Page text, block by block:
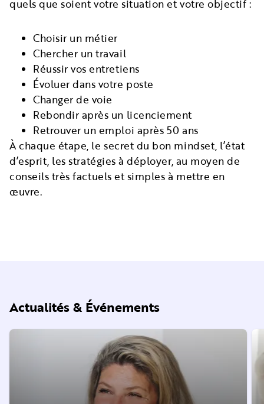
quels que soient votre situation et votre objectif :
Choisir un métier
Chercher un travail
Réussir vos entretiens
Évoluer dans votre poste
Changer de voie
Rebondir après un licenciement
Retrouver un emploi après 50 ans
À chaque étape, le secret du bon mindset, l’état
d’esprit, les stratégies à déployer, au moyen de
conseils très factuels et simples à mettre en
œuvre.
Actualités & Événements